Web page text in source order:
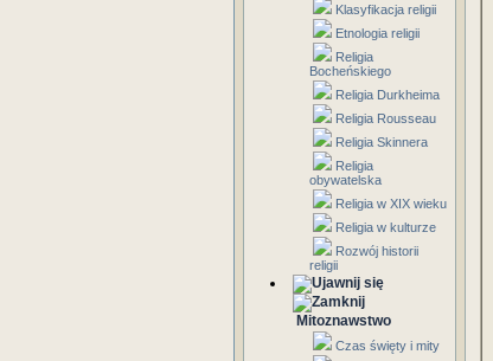
Klasyfikacja religii
Etnologia religii
Religia
Bocheńskiego
Religia Durkheima
Religia Rousseau
Religia Skinnera
Religia
obywatelska
Religia w XIX wieku
Religia w kulturze
Rozwój historii
religii
Mitoznawstwo
Czas święty i mity